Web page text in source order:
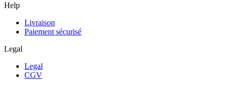
Help
Livraison
Paiement sécurisé
Legal
Legal
CGV